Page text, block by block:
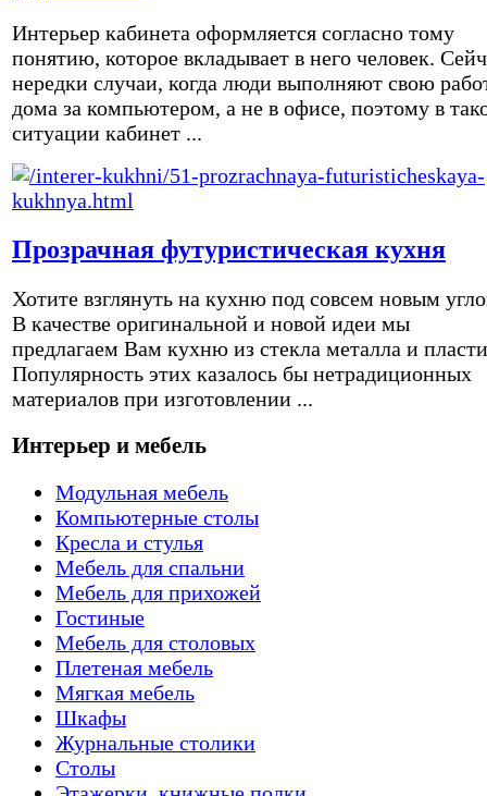
Интерьер кабинета оформляется согласно тому
понятию, которое вкладывает в него человек.
нередки случаи, когда люди выполняют свою
дома за компьютером, а не в офисе, поэтому в
ситуации кабинет ...
Прозрачная футуристическая кухня
Хотите взглянуть на кухню под совсем новым
В качестве оригинальной и новой идеи мы
предлагаем Вам кухню из стекла металла и
Популярность этих казалось бы нетрадиционных
материалов при изготовлении ...
Интерьер и мебель
Модульная мебель
Компьютерные столы
Кресла и стулья
Мебель для спальни
Мебель для прихожей
Гостиные
Мебель для столовых
Плетеная мебель
Мягкая мебель
Шкафы
Журнальные столики
Столы